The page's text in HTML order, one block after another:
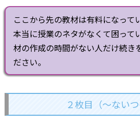
ここから先の教材は有料になって
本当に授業のネタがなくて困って
材の作成の時間がない人だけ続き
ださい。
２枚目（～ないつ